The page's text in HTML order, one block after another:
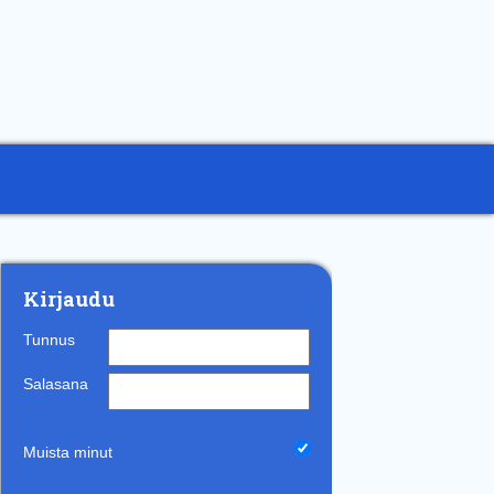
Kirjaudu
Tunnus
Salasana
Muista minut